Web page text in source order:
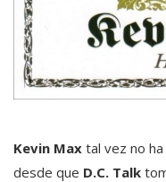
Kevin Max tal vez no
desde que D.C. Talk